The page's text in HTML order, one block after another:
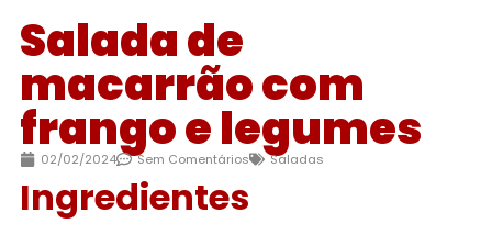
Salada de
macarrão com
frango e legumes
02/02/2024 Sem Comentários Saladas
Ingredientes